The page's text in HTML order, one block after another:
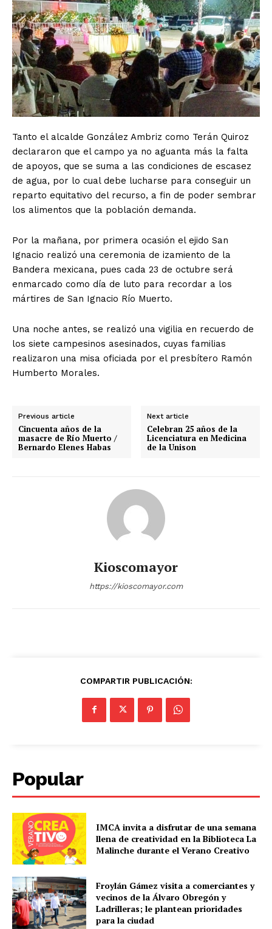
Tanto el alcalde González Ambriz como Terán Quiroz
declararon que el campo ya no aguanta más la falta
de apoyos, que se suma a las condiciones de escasez
de agua, por lo cual debe lucharse para conseguir un
reparto equitativo del recurso, a fin de poder sembrar
los alimentos que la población demanda.
Por la mañana, por primera ocasión el ejido San
Ignacio realizó una ceremonia de izamiento de la
Bandera mexicana, pues cada 23 de octubre será
enmarcado como día de luto para recordar a los
mártires de San Ignacio Río Muerto.
Una noche antes, se realizó una vigilia en recuerdo de
los siete campesinos asesinados, cuyas familias
realizaron una misa oficiada por el presbítero Ramón
Humberto Morales.
Previous article
Cincuenta años de la
masacre de Río Muerto /
Bernardo Elenes Habas
Next article
Celebran 25 años de la
Licenciatura en Medicina
de la Unison
Kioscomayor
https://kioscomayor.com
COMPARTIR PUBLICACIÓN:
Popular
IMCA invita a disfrutar de una semana
llena de creatividad en la Biblioteca La
Malinche durante el Verano Creativo
Froylán Gámez visita a comerciantes y
vecinos de la Álvaro Obregón y
Ladrilleras; le plantean prioridades
para la ciudad